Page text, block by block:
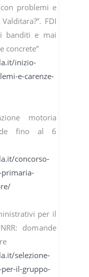
problemi e
FDI
banditi e mai
concrete”
inizio-
e-carenze-
motoria
fino al 6
concorso-
primaria-
per il
domande
selezione-
il-gruppo-